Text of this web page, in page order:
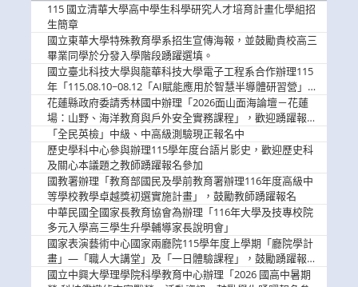
115 國立清華大學高中學生科學研究人才培育計畫化學組招
生簡章
國立東華大學特殊教育學系招生宣傳海報，並鼓勵貴校高三
畢業同學於分發入學階段踴躍選填。
國立臺北科技大學與龍華科技大學電子工程系合作辦理115
年「115.08.10~08.12「AI賦能應用於智慧半導體研習營」，
歡迎學生踴躍報名參加
花蓮縣政府委請秀林國中辦理「2026面山面海論壇－花蓮
場：山野、海洋教育與戶外安全實務課程」，歡迎踴躍報名
參加
「全民英檢」中級、中高級測驗現正報名中
歷史學科中心參與辦理115學年度台語片影史，歡迎歷史科
及關心本議題之教師踴躍報名參加
國教署辦理「教育部國民及學前教育署辦理116年度高級中
等學校教學卓越獎初選實施計畫」，鼓勵教師踴躍報名
中華民國全國家長教育協會為辦理「116年大學及技專校院
多元入學高三學生升學輔導家長說明會」
國家表演藝術中心國家兩廳院115學年度上學期「廳院學計
畫」—「職人大講堂」及「一日體驗課程」，鼓勵踴躍報名
參與。
國立中興大學理學院科學教育中心辦理「2026 國高中暑期